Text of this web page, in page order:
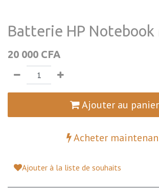
Batterie HP Notebook
20 000 CFA
Ajouter au panier
Acheter
Ajouter à la liste de souhaits